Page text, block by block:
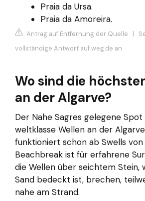
Praia da Ursa.
Praia da Amoreira.
Antrag auf Entfernung der Quelle |
vollständige Antwort auf weg.de an
Wo sind die
an der Algarve?
Der Nahe Sagres gelegene
weltklasse Wellen an der
funktioniert schon ab Swells
Beachbreak ist für erfahrene
die Wellen über seichtem Stein,
Sand bedeckt ist, brechen,
nahe am Strand.